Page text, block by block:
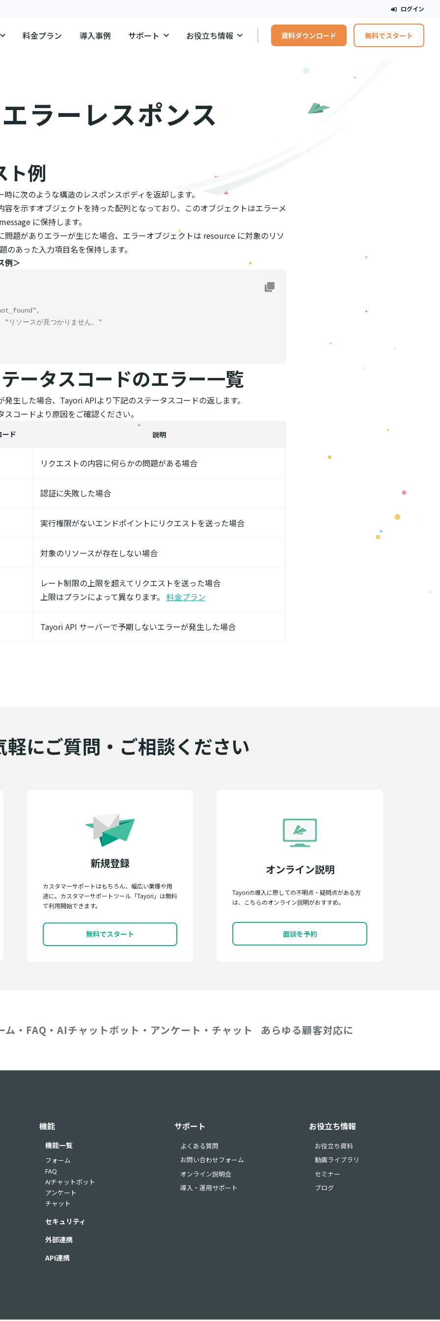
ログイン
料金プラン 導入事例 サポート お役立ち情報 資料ダウンロード 無料でスタート
エラーレスポンス
ト例
に次のような構造のレスポンスボディを返却します。
を示すオブジェクトを持った配列となっており、このオブジェクトはエラーメ
に保持します。
問題がありエラーが生じた場合、エラーオブジェクトは resource に対象のリソ
のあった入力項目名を保持します。
例＞
ータスコードのエラー一覧
生した場合、Tayori APIより下記のステータスコードの返します。
コードより原因をご確認ください。
ド 説明
リクエストの内容に何らかの問題がある場合
認証に失敗した場合
実行権限がないエンドポイントにリクエストを送った場合
対象のリソースが存在しない場合
レート制限の上限を超えてリクエストを送った場合
上限はプランによって異なります。 料金プラン
Tayori API サーバーで予期しないエラーが発生した場合
軽にご質問・ご相談ください
新規登録
カスタマーサポートはもちろん、幅広い業種や用
途に。カスタマーサポートツール「Tayori」は無料
で利用開始できます。
無料でスタート
オンライン説明
Tayoriの導入に際しての不明点・疑問点がある方
は、こちらのオンライン説明がおすすめ。
面談を予約
ム・FAQ・AIチャットボット・アンケート・チャット あらゆる顧客対応に
機能
機能一覧
フォーム
FAQ
AIチャットボット
アンケート
チャット
セキュリティ
外部連携
API連携
サポート
よくある質問
お問い合わせフォーム
オンライン説明会
導入・運用サポート
お役立ち情報
お役立ち資料
動画ライブラリ
セミナー
ブログ